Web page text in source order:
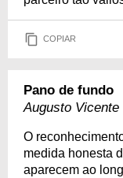
COPIAR
Pano de fundo
Augusto Vicente
O
medida honesta
aparecem ao